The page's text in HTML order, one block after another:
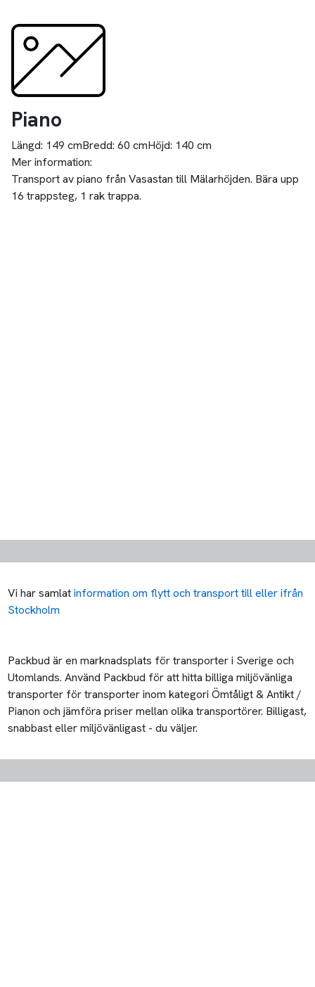
Piano
Längd: 149 cmBredd: 60 cmHöjd: 140 cm
Mer information:
Transport av piano från Vasastan till Mälarhöjden. Bära upp
16 trappsteg, 1 rak trappa.
Vi har samlatinformation om flytt och transport till eller ifrån
Stockholm
Packbud är en marknadsplats för transporter i Sverige och
Utomlands. Använd Packbud för att hitta billiga miljövänliga
transporter för transporter inom kategori Ömtåligt & Antikt /
Pianon och jämföra priser mellan olika transportörer. Billigast,
snabbast eller miljövänligast - du väljer.